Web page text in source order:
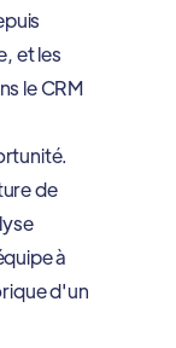
et les
le CRM
de
à
d'un